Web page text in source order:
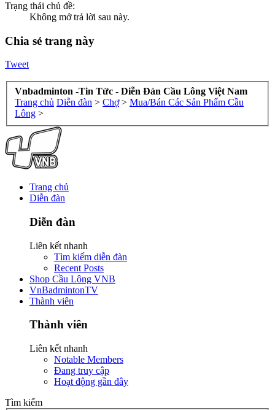
Trạng thái chủ đề:
Không mở trả lời sau này.
Chia sẻ trang này
Tweet
Vnbadminton -Tin Tức - Diễn Đàn Cầu Lông Việt Nam
Trang chủ Diễn đàn > Chợ > Mua/Bán Các Sản Phẩm Cầu
Lông >
Trang chủ
Diễn đàn
Diễn đàn
Liên kết nhanh
Tìm kiếm diễn đàn
Recent Posts
Shop Cầu Lông VNB
VnBadmintonTV
Thành viên
Thành viên
Liên kết nhanh
Notable Members
Đang truy cập
Hoạt động gần đây
Tìm kiếm